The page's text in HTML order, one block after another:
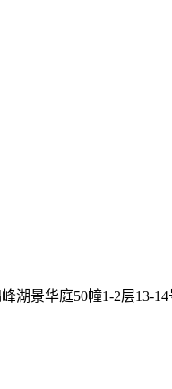
湖景华庭50幢1-2层13-14